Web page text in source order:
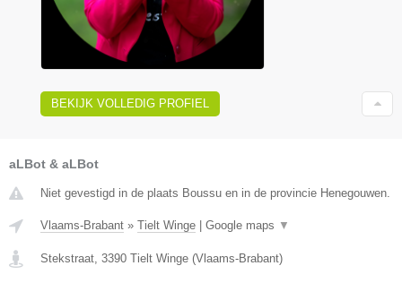
BEKIJK VOLLEDIG PROFIEL
aLBot & aLBot
Niet gevestigd in de plaats Boussu en in de provincie Henegouwen.
Vlaams-Brabant » Tielt Winge | Google maps ▼
Stekstraat 3390 Tielt Winge (Vlaams-Brabant)